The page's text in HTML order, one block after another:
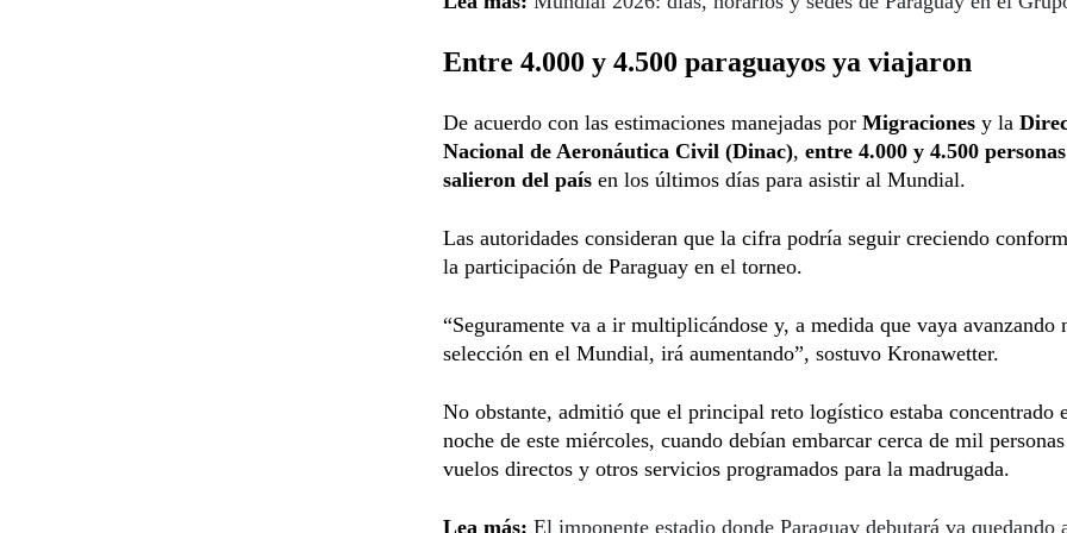
Entre 4.000 y 4.500 paraguayos ya viajaron
De acuerdo con las estimaciones manejadas por Migraciones y la
Nacional de Aeronáutica Civil (Dinac), entre 4.000 y 4.500
salieron del país en los últimos días para asistir al Mundial.
Las autoridades consideran que la cifra podría seguir creciendo
la participación de Paraguay en el torneo.
“Seguramente va a ir multiplicándose y, a medida que vaya avanzando
selección en el Mundial, irá aumentando”, sostuvo Kronawetter.
No obstante, admitió que el principal reto logístico estaba concentrado
noche de este miércoles, cuando debían embarcar cerca de mil
vuelos directos y otros servicios programados para la madrugada.
Lea más: El imponente estadio donde Paraguay debutará va quedando